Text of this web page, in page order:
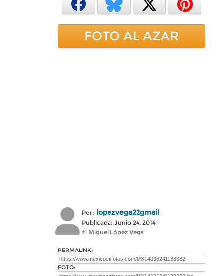
FOTO AL AZAR
Por: lopezvega22gmail
Publicada: Junio 24, 2014
© Miguel López Vega
PERMALINK:
FOTO: